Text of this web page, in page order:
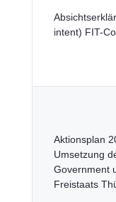
intent) FIT-
Aktionsplan
Umsetzung
Government
Freistaats